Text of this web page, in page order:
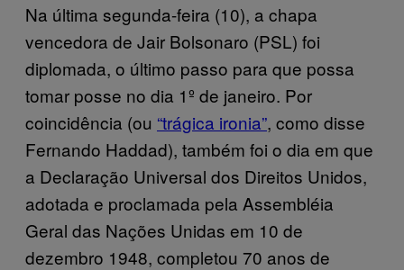
Na última segunda-feira (10), a chapa
vencedora de Jair Bolsonaro (PSL) foi
diplomada, o último passo para que possa
tomar posse no dia 1º de janeiro. Por
coincidência (ou “trágica ironia”, como disse
Fernando Haddad), também foi o dia em que
a Declaração Universal dos Direitos Unidos,
adotada e proclamada pela Assembléia
Geral das Nações Unidas em 10 de
dezembro 1948, completou 70 anos de